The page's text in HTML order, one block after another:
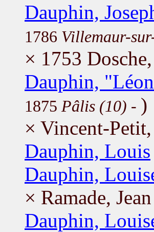
Dauphin,
1786 Villemaur-
× 1753
Dauphin,
1875 Pâlis (10) - )
× Vincent-
Dauphin, Louis
Dauphin,
× Ramade, Jean
Dauphin,